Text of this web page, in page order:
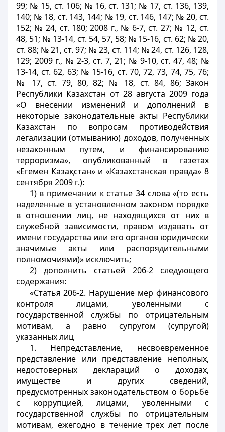
99; № 15, ст. 106; № 16, ст. 131; № 17, ст. 136, 139,
140; № 18, ст. 143, 144; № 19, ст. 146, 147; № 20, ст.
152; № 24, ст. 180; 2008 г., № 6-7, ст. 27; № 12, ст.
48, 51; № 13-14, ст. 54, 57, 58; № 15-16, ст. 62; № 20,
ст. 88; № 21, ст. 97; № 23, ст. 114; № 24, ст. 126, 128,
129; 2009 г., № 2-3, ст. 7, 21; № 9-10, ст. 47, 48; №
13-14, ст. 62, 63; № 15-16, ст. 70, 72, 73, 74, 75, 76;
№ 17, ст. 79, 80, 82; № 18, ст. 84, 86; Закон
Республики Казахстан от 28 августа 2009 года
«О внесении изменений и дополнений в
некоторые законодательные акты Республики
Казахстан по вопросам противодействия
легализации (отмыванию) доходов, полученных
незаконным путем, и финансированию
терроризма», опубликованный в газетах
«Егемен Казақстан» и «Казахстанская правда» 8
сентября 2009 г.):
1) в примечании к статье 34 слова «(то есть
наделенные в установленном законом порядке
в отношении лиц, не находящихся от них в
служебной зависимости, правом издавать от
имени государства или его органов юридически
значимые акты или распорядительными
полномочиями)» исключить;
2) дополнить статьей 206-2 следующего
содержания:
«Статья 206-2. Нарушение мер финансового
контроля лицами, уволенными с
государственной службы по отрицательным
мотивам, а равно супругом (супругой)
указанных лиц
1. Непредставление, несвоевременное
представление или представление неполных,
недостоверных деклараций о доходах,
имуществе и других сведений,
предусмотренных законодательством о борьбе
с коррупцией, лицами, уволенными с
государственной службы по отрицательным
мотивам, ежегодно в течение трех лет после